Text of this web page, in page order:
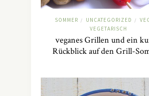
SOMMER / UNCATEGORIZED /
VEGETARISCH
veganes Grillen und ein
Rückblick auf den Grill-